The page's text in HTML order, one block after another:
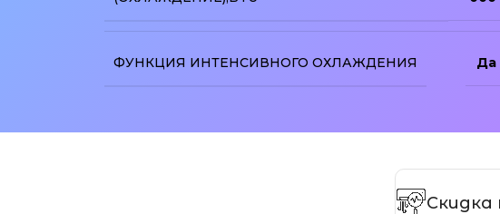
ФУНКЦИЯ ИНТЕНСИВНОГО ОХЛАЖДЕНИЯ Да